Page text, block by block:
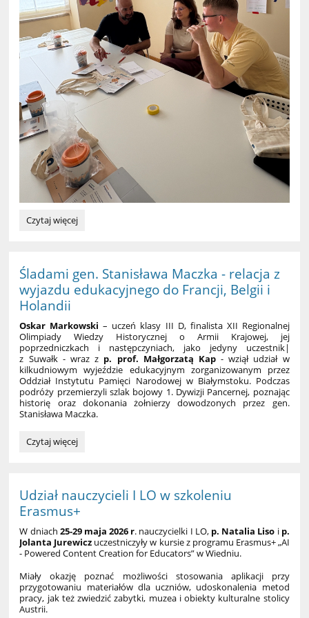
Udział
w
szkoleniu
Erasmus+:
Czytaj więcej
Śladami gen. Stanisława Maczka - relacja z
wyjazdu edukacyjnego do Francji, Belgii i
Holandii
Oskar Markowski– uczeń klasy III D, finalista XII Regionalnej
Olimpiady Wiedzy Historycznej o Armii Krajowej, jej
poprzedniczkach i następczyniach, jako jedyny uczestnik|
z Suwałk - wraz z p. prof. Małgorzatą Kap- wziął udział w
kilkudniowym wyjeździe edukacyjnym zorganizowanym przez
Oddział Instytutu Pamięci Narodowej w Białymstoku. Podczas
podróży przemierzyli szlak bojowy 1. Dywizji Pancernej, poznając
historię oraz dokonania żołnierzy dowodzonych przez gen.
Stanisława Maczka.
Śladami
-
relacja
z
wyjazdu
edukacyjnego
do
Belgii
i
Holandii:
Czytaj więcej
Udział nauczycieli I LO w szkoleniu
Erasmus+
W dniach 25-29 maja 2026 r. nauczycielki I LO, p. Natalia Liso i p.
Jolanta Jurewicz uczestniczyły w kursie z programu Erasmus+ „AI
- Powered Content Creation for Educators” w Wiedniu.
Miały okazję poznać możliwości stosowania aplikacji przy
przygotowaniu materiałów dla uczniów, udoskonalenia metod
pracy, jak też zwiedzić zabytki, muzea i obiekty kulturalne stolicy
Austrii.